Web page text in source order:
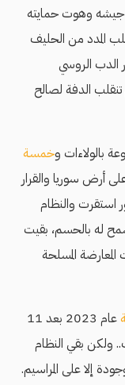
وهوت حمايته
المدد من الحليف
الدب الروسي
الدفة لصالح
بالولاءات وخمسة
أرض سوريا والقرار
استقرت والنظام
له بالحسم، بقيت
المسلحة
عام 2023 بعد 11
ولكن بقي النظام
إلا على المراسيم.